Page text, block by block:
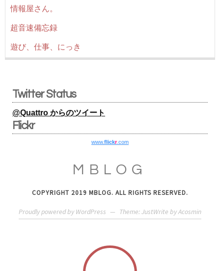
情報屋さん。
超音速備忘録
遊び、仕事、にっき
Twitter Status
@Quattro からのツイート
Flickr
www.flickr.com
MBLOG
COPYRIGHT 2019 MBLOG. ALL RIGHTS RESERVED.
Proudly powered by WordPress — Theme: JustWrite byAcosmin